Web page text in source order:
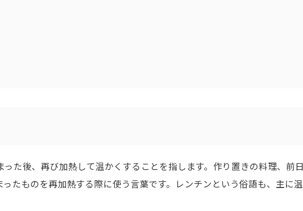
た後、再び加熱して温かくすることを指します。作り置きの料理、前
たものを再加熱する際に使う言葉です。レンチンという俗語も、主に